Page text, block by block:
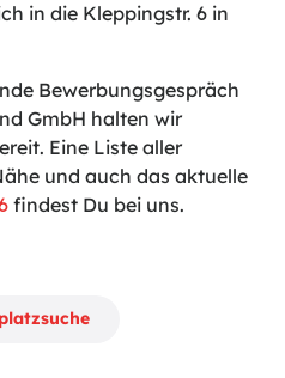
in die Kleppingstr. 6 in
Bewerbungsgespräch
GmbH halten wir
Eine Liste aller
und auch das aktuelle
findest Du bei uns.